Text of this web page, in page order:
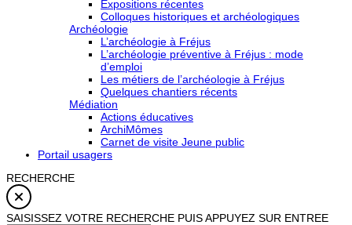
Expositions récentes
Colloques historiques et archéologiques
Archéologie
L’archéologie à Fréjus
L’archéologie préventive à Fréjus : mode
d’emploi
Les métiers de l’archéologie à Fréjus
Quelques chantiers récents
Médiation
Actions éducatives
ArchiMômes
Carnet de visite Jeune public
Portail usagers
RECHERCHE
SAISISSEZ VOTRE RECHERCHE PUIS APPUYEZ SUR ENTREE